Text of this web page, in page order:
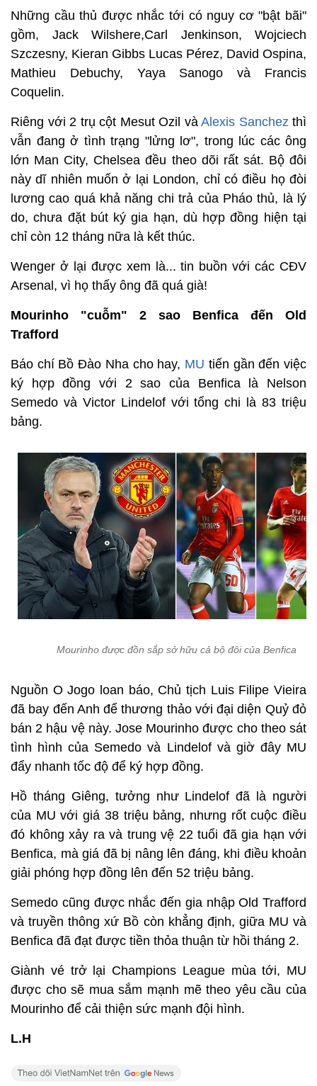
Những cầu thủ được nhắc tới có nguy cơ "bật bãi"
gồm, Jack Wilshere,Carl Jenkinson, Wojciech
Szczesny, Kieran Gibbs Lucas Pérez, David Ospina,
Mathieu Debuchy, Yaya Sanogo và Francis
Coquelin.
Riêng với 2 trụ cột Mesut Ozil vàAlexis Sanchez thì
vẫn đang ở tình trạng "lửng lơ", trong lúc các ông
lớn Man City, Chelsea đều theo dõi rất sát. Bộ đôi
này dĩ nhiên muốn ở lại London, chỉ có điều họ đòi
lương cao quá khả năng chi trả của Pháo thủ, là lý
do, chưa đặt bút ký gia hạn, dù hợp đồng hiện tại
chỉ còn 12 tháng nữa là kết thúc.
Wenger ở lại được xem là... tin buồn với các CĐV
Arsenal, vì họ thấy ông đã quá già!
Mourinho "cuỗm" 2 sao Benfica đến Old
Trafford
Báo chí Bồ Đào Nha cho hay, MU tiến gần đến việc
ký hợp đồng với 2 sao của Benfica là Nelson
Semedo và Victor Lindelof với tổng chi là 83 triệu
bảng.
Mourinho được đồn sắp sở hữu cả bộ đôi của Benfica
Nguồn O Jogo loan báo, Chủ tịch Luis Filipe Vieira
đã bay đến Anh để thương thảo với đại diện Quỷ đỏ
bán 2 hậu vệ này. Jose Mourinho được cho theo sát
tình hình của Semedo và Lindelof và giờ đây MU
đẩy nhanh tốc độ để ký hợp đồng.
Hồ tháng Giêng, tưởng như Lindelof đã là người
của MU với giá 38 triệu bảng, nhưng rốt cuộc điều
đó không xảy ra và trung vệ 22 tuổi đã gia hạn với
Benfica, mà giá đã bị nâng lên đáng, khi điều khoản
giải phóng hợp đồng lên đến 52 triệu bảng.
Semedo cũng được nhắc đến gia nhập Old Trafford
và truyền thông xứ Bồ còn khẳng định, giữa MU và
Benfica đã đạt được tiền thỏa thuận từ hồi tháng 2.
Giành vé trở lại Champions League mùa tới, MU
được cho sẽ mua sắm mạnh mẽ theo yêu cầu của
Mourinho để cải thiện sức mạnh đội hình.
L.H